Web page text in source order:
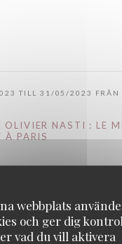
webbplats
och ger dig
vad du vill aktivera
TILL 31/05/2023 FRÅN
OLIVIER NASTI : LE
À PARIS